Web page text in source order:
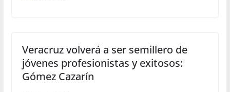
Veracruz volverá a ser semillero de
jóvenes profesionistas y exitosos:
Gómez Cazarín